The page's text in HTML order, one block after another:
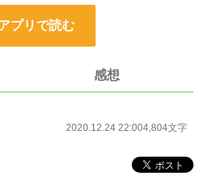
プリで読む
感想
2020.12.24 22:004,804文字